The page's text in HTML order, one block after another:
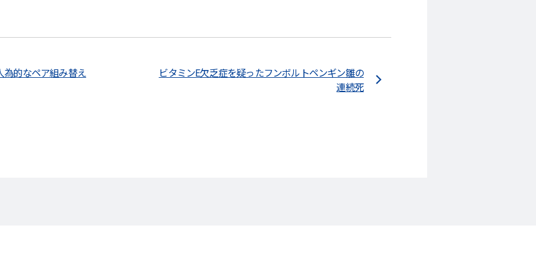
為的なペア組み替え
ビタミンE欠乏症を疑ったフンボルトペンギン雛の
連続死